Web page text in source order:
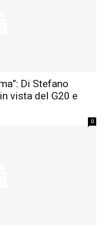
Di Stefano
vista del G20 e
0